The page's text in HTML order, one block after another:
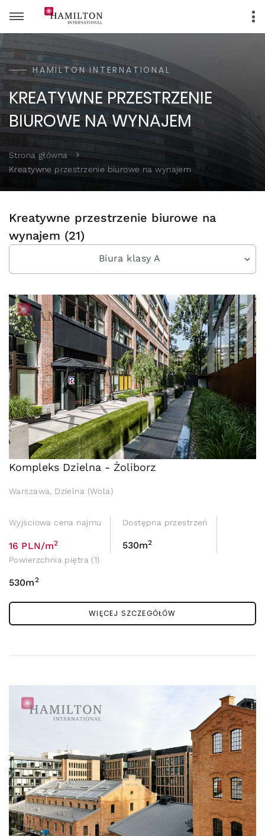
HAMILTON INTERNATIONAL
KREATYWNE PRZESTRZENIE
BIUROWE NA WYNAJEM
Strona główna
Kreatywne przestrzenie biurowe na wynajem
Kreatywne przestrzenie biurowe na
wynajem (21)
Biura klasy A
Kompleks Dzielna - Żoliborz
Warszawa, Dzielna (Wola)
Wyjściowa cena najmu
16 PLN/m2
Dostępna przestrzeń
530m2
Powierzchnia piętra (1)
530m2
WIĘCEJ SZCZEGÓŁÓW